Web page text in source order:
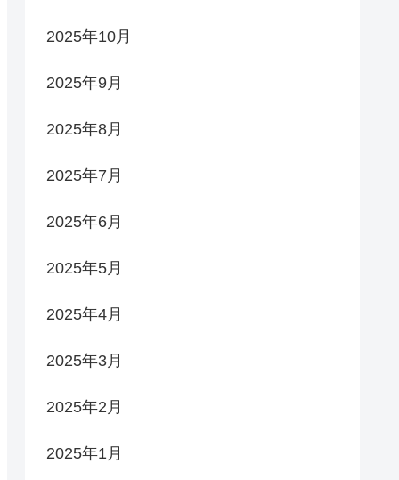
2025年10月
2025年9月
2025年8月
2025年7月
2025年6月
2025年5月
2025年4月
2025年3月
2025年2月
2025年1月